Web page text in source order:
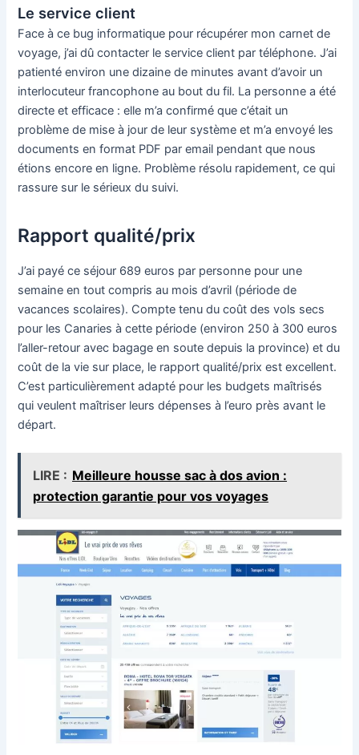
Le service client
Face à ce bug informatique pour récupérer mon carnet de
voyage, j’ai dû contacter le service client par téléphone. J’ai
patienté environ une dizaine de minutes avant d’avoir un
interlocuteur francophone au bout du fil. La personne a été
directe et efficace : elle m’a confirmé que c’était un
problème de mise à jour de leur système et m’a envoyé les
documents en format PDF par email pendant que nous
étions encore en ligne. Problème résolu rapidement, ce qui
rassure sur le sérieux du suivi.
Rapport qualité/prix
J’ai payé ce séjour 689 euros par personne pour une
semaine en tout compris au mois d’avril (période de
vacances scolaires). Compte tenu du coût des vols secs
pour les Canaries à cette période (environ 250 à 300 euros
l’aller-retour avec bagage en soute depuis la province) et du
coût de la vie sur place, le rapport qualité/prix est excellent.
C’est particulièrement adapté pour les budgets maîtrisés
qui veulent maîtriser leurs dépenses à l’euro près avant le
départ.
LIRE : Meilleure housse sac à dos avion :
protection garantie pour vos voyages